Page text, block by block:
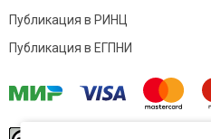
Публикация в РИНЦ
Публикация в ЕГПНИ